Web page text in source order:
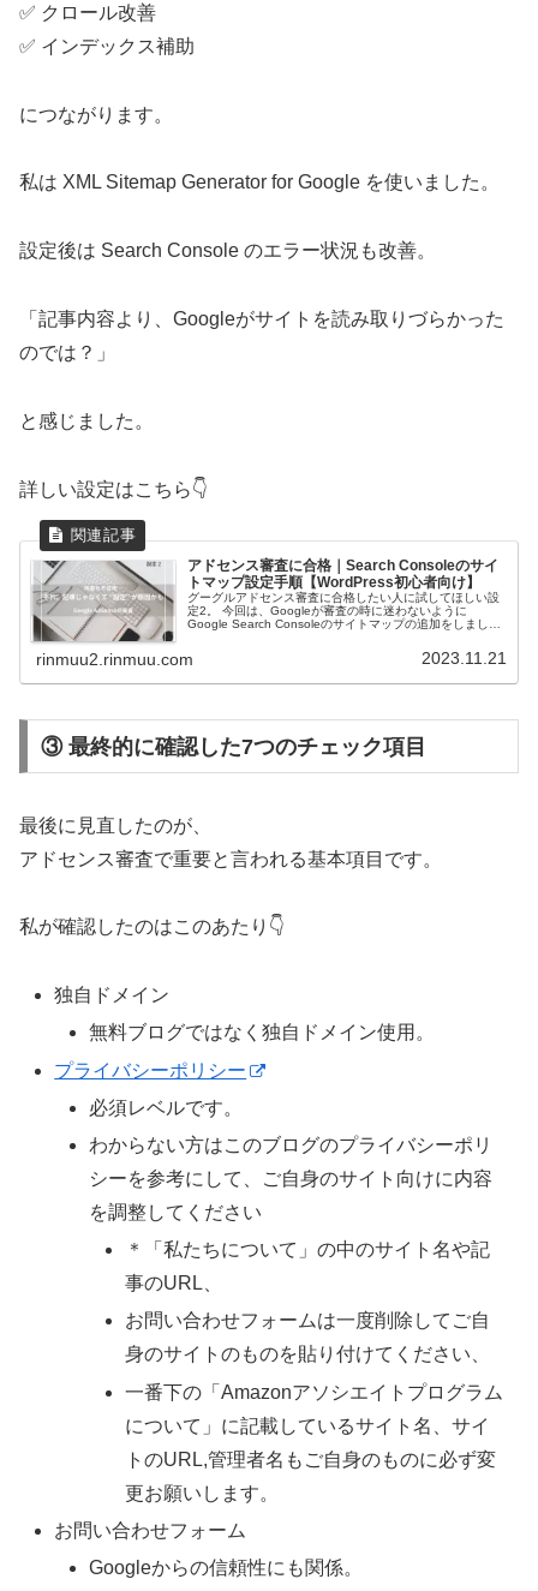
✅ クロール改善
✅ インデックス補助
につながります。
私は XML Sitemap Generator for Google を使いました。
設定後は Search Console のエラー状況も改善。
「記事内容より、Googleがサイトを読み取りづらかった
のでは？」
と感じました。
詳しい設定はこちら👇
アドセンス審査に合格｜Search Consoleのサイ
トマップ設定手順【WordPress初心者向け】
グーグルアドセンス審査に合格したい人に試してほしい設
定2。 今回は、Googleが審査の時に迷わないように
Google Search Consoleのサイトマップの追加をしまし
インの設定準備ができたら、審査の申請をしてみてくださ
い。
rinmuu2.rinmuu.com 2023.11.21
③ 最終的に確認した7つのチェック項目
最後に見直したのが、
アドセンス審査で重要と言われる基本項目です。
私が確認したのはこのあたり👇
独自ドメイン
無料ブログではなく独自ドメイン使用。
プライバシーポリシー
必須レベルです。
わからない方はこのブログのプライバシーポリ
シーを参考にして、ご自身のサイト向けに内容
を調整してください
＊「私たちについて」の中のサイト名や記
事のURL、
お問い合わせフォームは一度削除してご自
身のサイトのものを貼り付けてください、
一番下の「Amazonアソシエイトプログラム
について」に記載しているサイト名、サイ
トのURL,管理者名もご自身のものに必ず変
更お願いします。
お問い合わせフォーム
Googleからの信頼性にも関係。